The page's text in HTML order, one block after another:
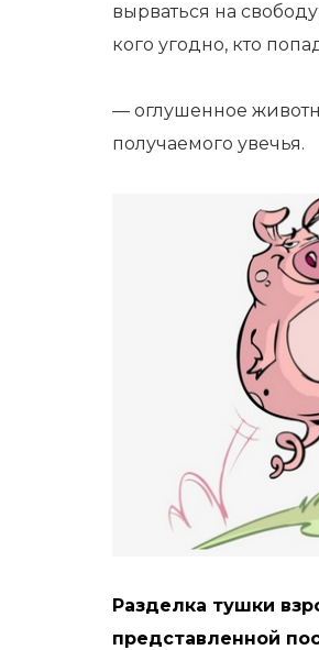
вырваться на
кого угодно, кто
— оглушенное
получаемого увечья.
Разделка тушки
представленной